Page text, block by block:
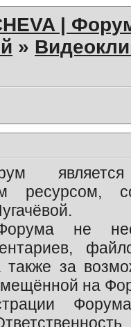
|
»
является
ресурсом,
не
также за
на